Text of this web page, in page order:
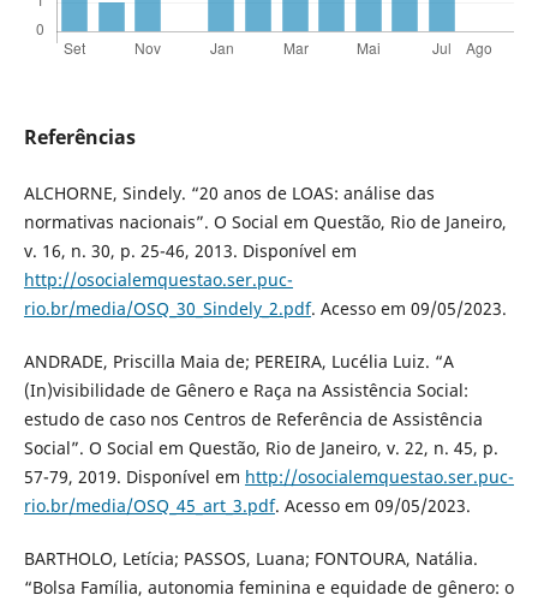
Referências
ALCHORNE, Sindely. “20 anos de LOAS: análise das
normativas nacionais”. O Social em Questão, Rio de Janeiro,
v. 16, n. 30, p. 25-46, 2013. Disponível em
http://osocialemquestao.ser.puc-
rio.br/media/OSQ_30_Sindely_2.pdf. Acesso em 09/05/2023.
ANDRADE, Priscilla Maia de; PEREIRA, Lucélia Luiz. “A
(In)visibilidade de Gênero e Raça na Assistência Social:
estudo de caso nos Centros de Referência de Assistência
Social”. O Social em Questão, Rio de Janeiro, v. 22, n. 45, p.
57-79, 2019. Disponível em http://osocialemquestao.ser.puc-
rio.br/media/OSQ_45_art_3.pdf. Acesso em 09/05/2023.
BARTHOLO, Letícia; PASSOS, Luana; FONTOURA, Natália.
“Bolsa Família, autonomia feminina e equidade de gênero: o